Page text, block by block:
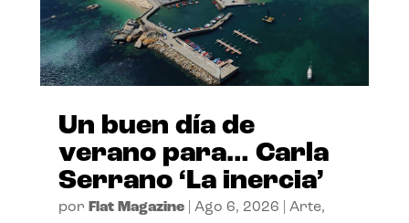
Un buen día de
verano para… Carla
Serrano ‘La inercia’
por Flat Magazine| Ago 6, 2026 Arte,